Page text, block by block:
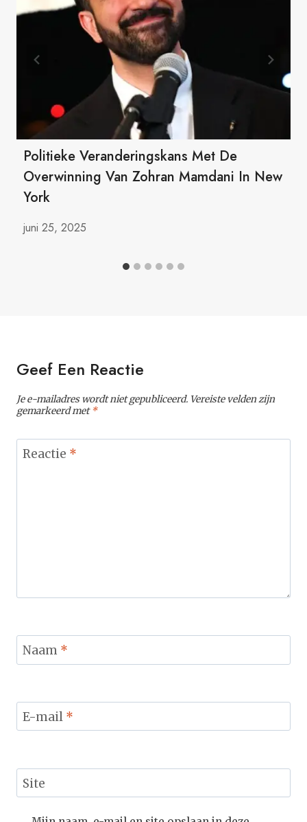
Politieke Veranderingskans Met De
Overwinning Van Zohran Mamdani In New
York
juni 25, 2025
Geef Een Reactie
Je e-mailadres wordt niet gepubliceerd. Vereiste velden zijn
gemarkeerd met*
Reactie *
Naam *
E-mail *
Site